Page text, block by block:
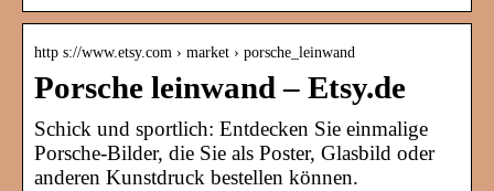
http s://www.etsy.com › market › porsche_leinwand
Porsche leinwand – Etsy.de
Schick und sportlich: Entdecken Sie einmalige
Porsche-Bilder, die Sie als Poster, Glasbild oder
anderen Kunstdruck bestellen können.